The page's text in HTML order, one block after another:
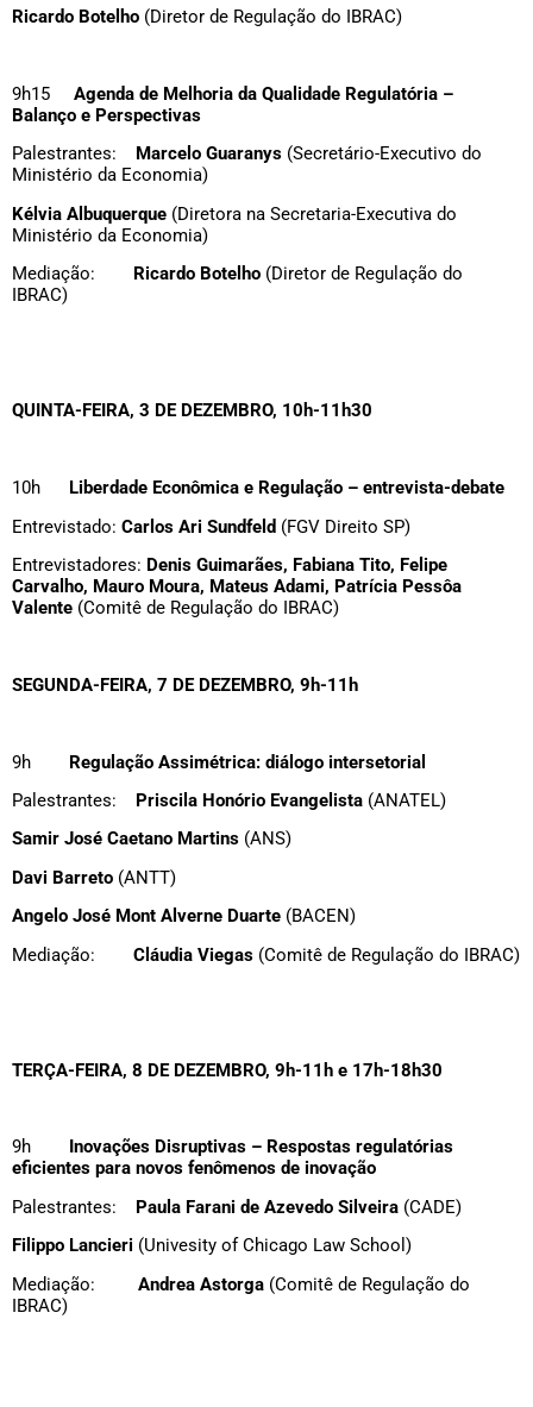
Ricardo Botelho (Diretor de Regulação do IBRAC)
9h15 Agenda de Melhoria da Qualidade Regulatória –
Balanço e Perspectivas
Palestrantes: Marcelo Guaranys (Secretário-Executivo do
Ministério da Economia)
Kélvia Albuquerque (Diretora na Secretaria-Executiva do
Ministério da Economia)
Mediação: Ricardo Botelho (Diretor de Regulação do
IBRAC)
QUINTA-FEIRA, 3 DE DEZEMBRO, 10h-11h30
10h Liberdade Econômica e Regulação – entrevista-debate
Entrevistado: Carlos Ari Sundfeld (FGV Direito SP)
Entrevistadores: Denis Guimarães, Fabiana Tito, Felipe
Carvalho, Mauro Moura, Mateus Adami, Patrícia Pessôa
Valente (Comitê de Regulação do IBRAC)
SEGUNDA-FEIRA, 7 DE DEZEMBRO, 9h-11h
9h Regulação Assimétrica: diálogo intersetorial
Palestrantes: Priscila Honório Evangelista (ANATEL)
Samir José Caetano Martins (ANS)
Davi Barreto (ANTT)
Angelo José Mont Alverne Duarte (BACEN)
Mediação: Cláudia Viegas (Comitê de Regulação do IBRAC)
TERÇA-FEIRA, 8 DE DEZEMBRO, 9h-11h e 17h-18h30
9h Inovações Disruptivas – Respostas regulatórias
eficientes para novos fenômenos de inovação
Palestrantes: Paula Farani de Azevedo Silveira (CADE)
Filippo Lancieri (Univesity of Chicago Law School)
Mediação: Andrea Astorga (Comitê de Regulação do
IBRAC)